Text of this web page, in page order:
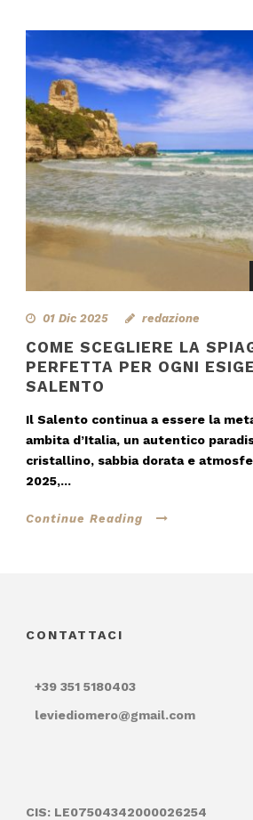
01 Dic 2025 redazione
COME SCEGLIERE LA
PERFETTA PER OGNI
SALENTO
Il Salento continua a essere la
ambita d’Italia, un autentico
cristallino, sabbia dorata e
2025,...
Continue Reading
CONTATTACI
+39 351 5180403
leviediomero@gmail.com
CIS: LE07504342000026254